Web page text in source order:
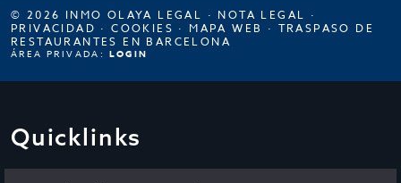
© 2026 INMO OLAYA LEGAL · NOTA LEGAL ·
PRIVACIDAD ·COOKIES · MAPA WEB · TRASPASO DE
RESTAURANTES EN BARCELONA
ÁREA PRIVADA: LOGIN
Quicklinks